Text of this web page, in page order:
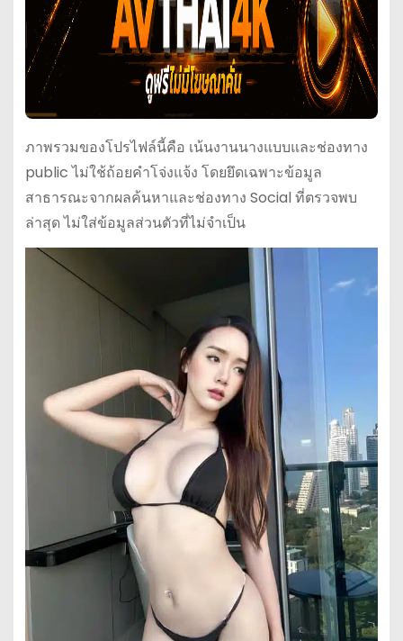
ภาพรวมของโปรไฟล์นี้คือ เน้นงานนางแบบและช่องทาง
public ไม่ใช้ถ้อยคำโจ่งแจ้ง โดยยึดเฉพาะข้อมูล
สาธารณะจากผลค้นหาและช่องทาง Social ที่ตรวจพบ
ล่าสุด ไม่ใส่ข้อมูลส่วนตัวที่ไม่จำเป็น